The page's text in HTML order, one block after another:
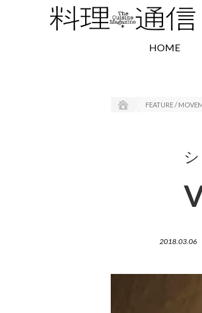
HOME
FEATURE /
2018.03.06